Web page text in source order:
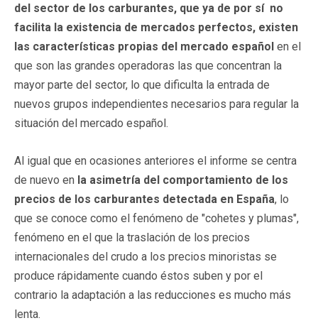
del sector de los carburantes, que ya de por sí no
facilita la existencia de mercados perfectos, existen
las características propias del mercado español en el
que son las grandes operadoras las que concentran la
mayor parte del sector, lo que dificulta la entrada de
nuevos grupos independientes necesarios para regular la
situación del mercado español.
Al igual que en ocasiones anteriores el informe se centra
de nuevo en la asimetría del comportamiento de los
precios de los carburantes detectada en España, lo
que se conoce como el fenómeno de "cohetes y plumas",
fenómeno en el que la traslación de los precios
internacionales del crudo a los precios minoristas se
produce rápidamente cuando éstos suben y por el
contrario la adaptación a las reducciones es mucho más
lenta.